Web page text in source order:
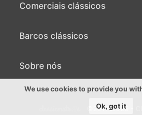
Comerciais clássicos
Barcos clássicos
Vender barco clássico
Sobre nós
Sobre nós
©2017-2026 -
We use cookies to provide you
Ok, got it